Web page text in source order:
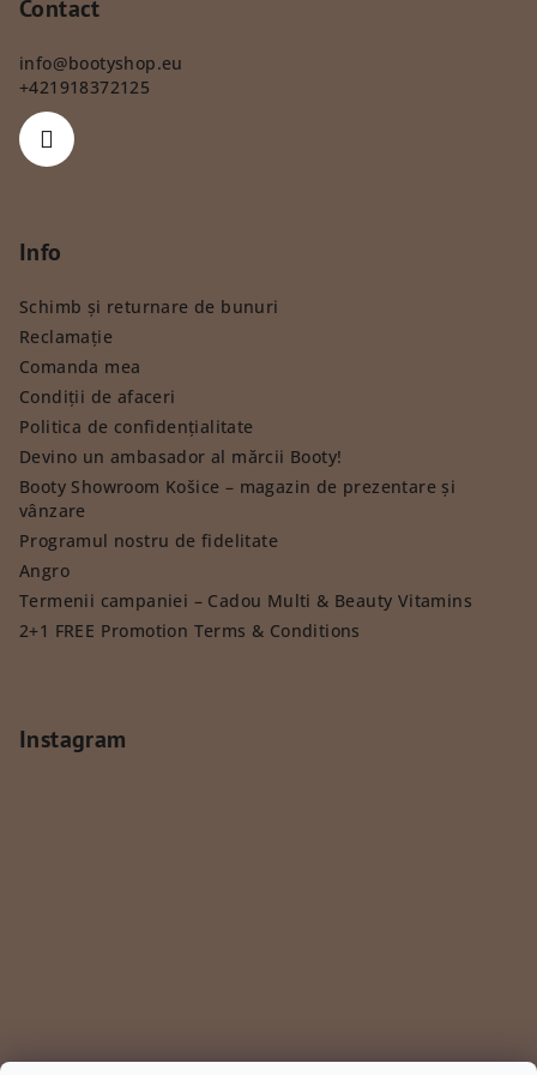
Contact
info@bootyshop.eu
+421918372125
Info
Schimb și returnare de bunuri
Reclamație
Comanda mea
Condiții de afaceri
Politica de confidențialitate
Devino un ambasador al mărcii Booty!
Booty Showroom Košice – magazin de prezentare și
vânzare
Programul nostru de fidelitate
Angro
Termenii campaniei – Cadou Multi & Beauty Vitamins
2+1 FREE Promotion Terms & Conditions
Instagram